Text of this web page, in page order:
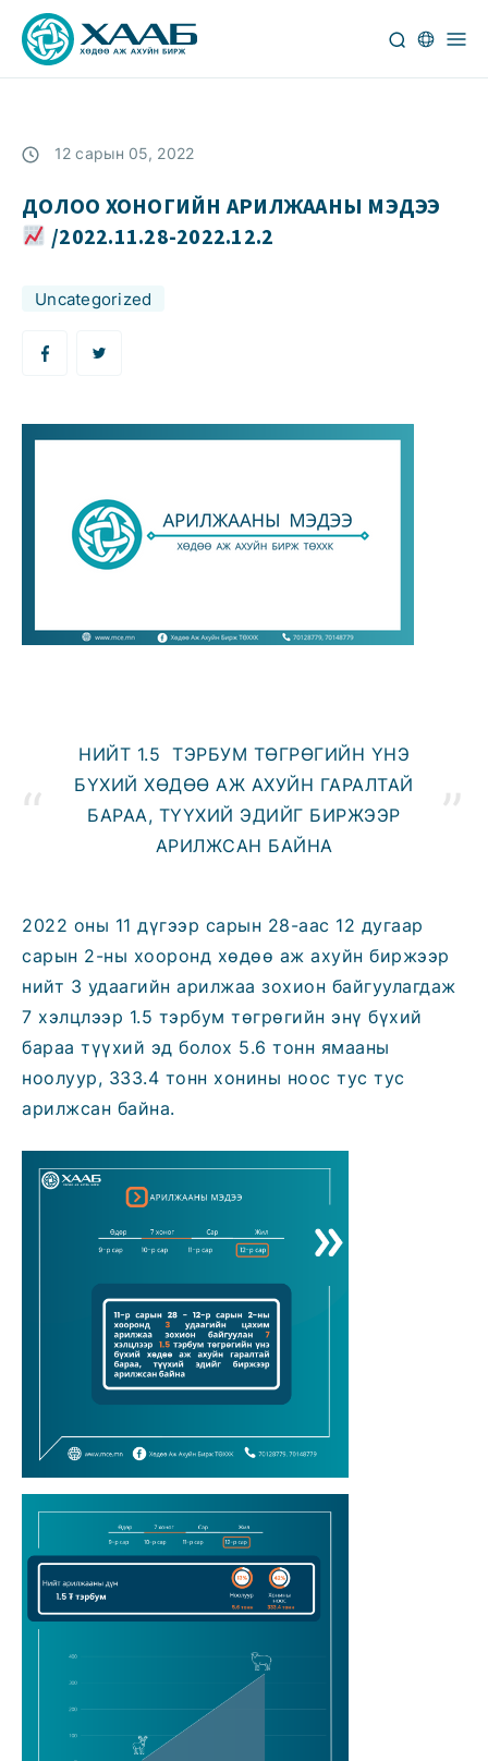
12 сарын 05, 2022
ДОЛОО ХОНОГИЙН АРИЛЖААНЫ МЭДЭЭ
/2022.11.28-2022.12.2
Uncategorized
НИЙТ 1.5 ТЭРБУМ ТӨГРӨГИЙН ҮНЭ
БҮХИЙ ХӨДӨӨ АЖ АХУЙН ГАРАЛТАЙ
БАРАА, ТҮҮХИЙ ЭДИЙГ БИРЖЭЭР
АРИЛЖСАН БАЙНА
2022 оны 11 дүгээр сарын 28-аас 12 дугаар
сарын 2-ны хооронд хөдөө аж ахуйн биржээр
нийт 3 удаагийн арилжаа зохион байгуулагдаж
7 хэлцлээр 1.5 тэрбум төгрөгийн энү бүхий
бараа түүхий эд болох 5.6 тонн ямааны
ноолуур, 333.4 тонн хонины ноос тус тус
арилжсан байна.